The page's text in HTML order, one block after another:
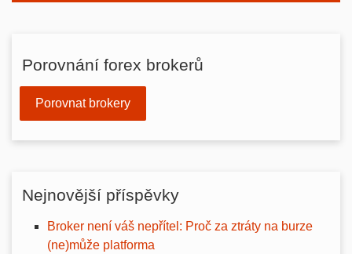
Porovnání forex brokerů
Porovnat brokery
Nejnovější příspěvky
Broker není váš nepřítel: Proč za ztráty na burze
(ne)může platforma